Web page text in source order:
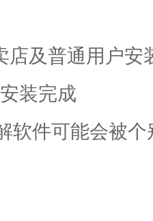
店及普通用户安
装完成
软件可能会被